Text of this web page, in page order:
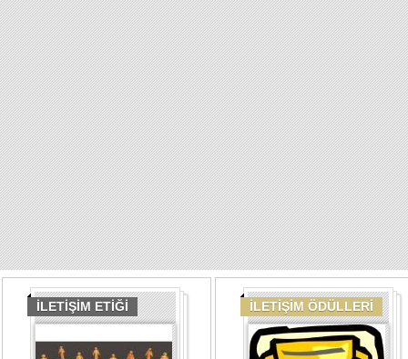
İLETİŞİM ETİĞİ İLETİŞİM ÖDÜLLERİ